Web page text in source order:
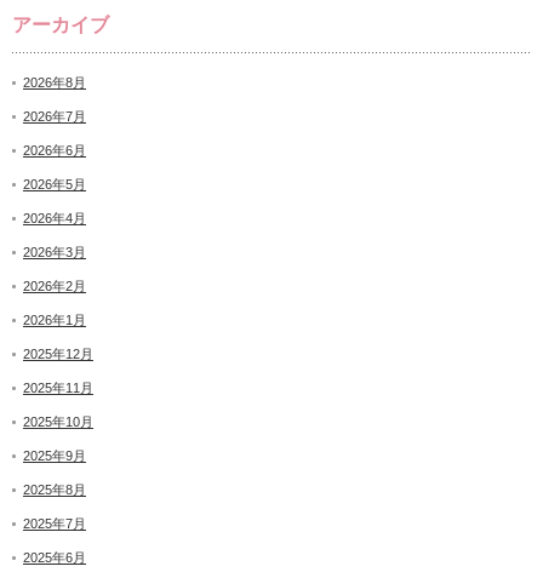
アーカイブ
2026年8月
2026年7月
2026年6月
2026年5月
2026年4月
2026年3月
2026年2月
2026年1月
2025年12月
2025年11月
2025年10月
2025年9月
2025年8月
2025年7月
2025年6月